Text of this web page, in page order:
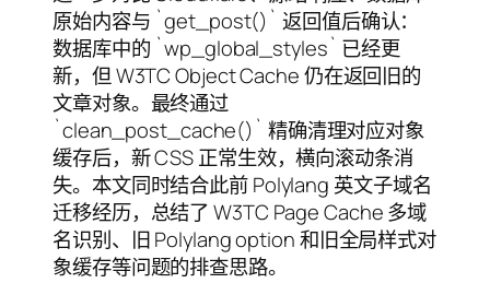
原始内容与 `get_post()` 返回值后确认：
数据库中的 `wp_global_styles` 已经更
新，但 W3TC Object Cache 仍在返回旧的
文章对象。最终通过
`clean_post_cache()` 精确清理对应对象
缓存后，新 CSS 正常生效，横向滚动条消
失。本文同时结合此前 Polylang 英文子域名
迁移经历，总结了 W3TC Page Cache 多域
名识别、旧 Polylang option 和旧全局样式对
象缓存等问题的排查思路。